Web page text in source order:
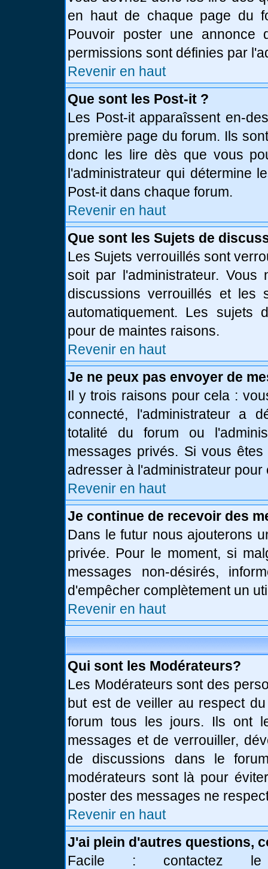
en haut de chaque page du
Pouvoir poster une annonce
permissions sont définies par
Revenir en haut
Que sont les Post-it ?
Les Post-it apparaîssent en-
première page du forum. Ils
donc les lire dès que vous
l'administrateur qui détermine
Post-it dans chaque forum.
Revenir en haut
Que sont les Sujets de
Les Sujets verrouillés sont
soit par l'administrateur.
discussions verrouillés et les
automatiquement. Les sujets
pour de maintes raisons.
Revenir en haut
Je ne peux pas envoyer de
Il y trois raisons pour cela :
connecté, l'administrateur a
totalité du forum ou
messages privés. Si vous
adresser à l'administrateur
Revenir en haut
Je continue de recevoir des
Dans le futur nous ajouterons
privée. Pour le moment, si
messages non-désirés,
d'empêcher complètement un
Revenir en haut
Qui sont les Modérateurs?
Les Modérateurs sont des
but est de veiller au respect
forum tous les jours. Ils ont
messages et de verrouiller,
de discussions dans le
modérateurs sont là pour
poster des messages ne
Revenir en haut
J'ai plein d'autres questions,
Facile : contactez